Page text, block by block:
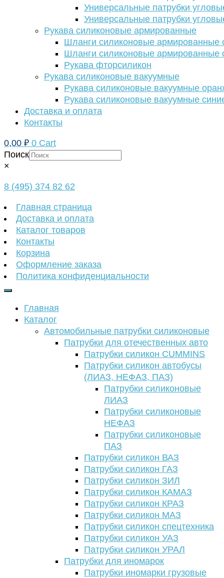
Универсальные патрубки
Универсальные патрубки
Рукава силиконовые армированные
Шланги силиконовые армированные
Шланги силиконовые армированные
Рукава фторсиликон
Рукава силиконовые вакуумные
Рукава силиконовые вакуумные
Рукава силиконовые вакуумные
Доставка и оплата
Контакты
0,00 ₽ 0 Cart
Поиск
×
8 (495) 374 82 62
Главная страница
Доставка и оплата
Каталог товаров
Контакты
Корзина
Оформление заказа
Политика конфиденциальности
Главная
Каталог
Автомобильные патрубки силиконовые
Патрубки для отечественных авто
Патрубки силикон CUMMINS
Патрубки силикон автобусы
(ЛИАЗ, НЕФАЗ, ПАЗ)
Патрубки силиконовые
ЛИАЗ
Патрубки силиконовые
НЕФАЗ
Патрубки силиконовые
ПАЗ
Патрубки силикон ВАЗ
Патрубки силикон ГАЗ
Патрубки силикон ЗИЛ
Патрубки силикон КАМАЗ
Патрубки силикон КРАЗ
Патрубки силикон МАЗ
Патрубки силикон спецтехника
Патрубки силикон УАЗ
Патрубки силикон УРАЛ
Патрубки для иномарок
Патрубки иномарки грузовые